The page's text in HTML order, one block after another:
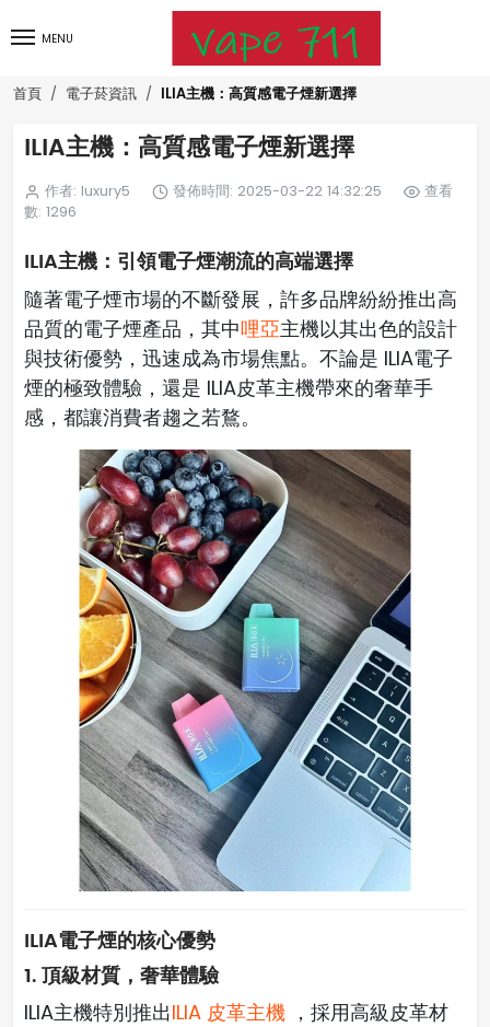
MENU
首頁 電子菸資訊 ILIA主機：高質感電子煙新選擇
ILIA主機：高質感電子煙新選擇
作者: luxury5 發佈時間: 2025-03-22 14:32:25
查看
數: 1296
ILIA主機：引領電子煙潮流的高端選擇
隨著電子煙市場的不斷發展，許多品牌紛紛推出高
品質的電子煙產品，其中哩亞主機以其出色的設計
與技術優勢，迅速成為市場焦點。不論是 ILIA電子
煙的極致體驗，還是 ILIA皮革主機帶來的奢華手
感，都讓消費者趨之若鶩。
ILIA電子煙的核心優勢
1. 頂級材質，奢華體驗
ILIA主機特別推出ILIA 皮革主機 ，採用高級皮革材